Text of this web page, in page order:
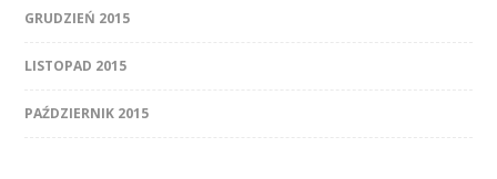
GRUDZIEŃ 2015
LISTOPAD 2015
PAŹDZIERNIK 2015